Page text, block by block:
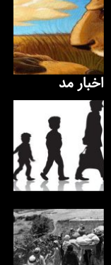
اخبار مد